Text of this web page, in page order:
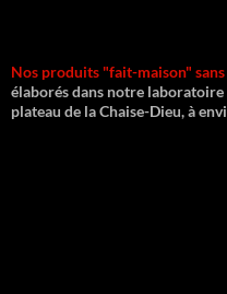
Nos produits "fait-maison"
élaborés dans notre
plateau de la Chaise-Dieu, à